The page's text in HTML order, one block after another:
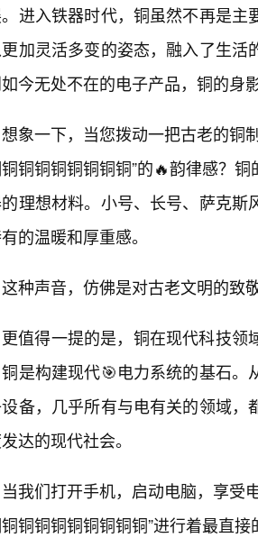
进入铁器时代，铜虽然不再是
加灵活多变的姿态，融入了生
今无处不在的电子产品，铜的身
想象一下，当您拨动一把古老的铜
铜铜铜铜铜铜铜”的🔥韵律感？
理想材料。小号、长号、萨克
的温暖和厚重感。
这种声音，仿佛是对古老文明的致
更值得一提的是，铜在现代科技
是构建现代🎯电力系统的基石
备，几乎所有与电有关的领域
达的现代社会。
当我们打开手机，启动电脑，享受
铜铜铜铜铜铜铜铜”进行着最直接